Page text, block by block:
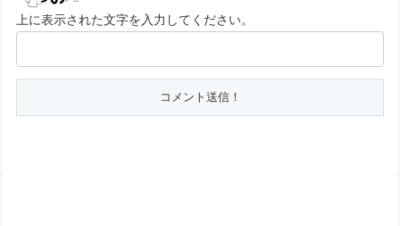
上に表示された文字を入力してください。